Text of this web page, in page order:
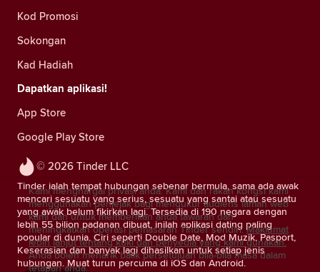
© 2026 Tinder LLC
Tinder ialah tempat hubungan sebenar bermula, sama ada awak
mencari sesuatu yang serius, sesuatu yang santai atau sesuatu
yang awak belum fikirkan lagi. Tersedia di 190 negara dengan
lebih 55 bilion padanan dibuat, inilah aplikasi dating paling
popular di dunia. Ciri seperti Double Date, Mod Muzik, Pasport,
Keserasian dan banyak lagi dihasilkan untuk setiap jenis
hubungan. Muat turun percuma di iOS dan Android.
Kod Promosi
Sokongan
Kad Hadiah
Dapatkan aplikasi!
App Store
Google Play Store
Kami menghargai privasi anda. Kami dan rakan kongsi kami
menggunakan penjejak bagi mengukur audiens laman web
kami dan untuk memberikan anda tawaran dan
meningkatkan operasi pemasaran Tinder sendiri. Maklumat
lebih lanjut tentang kuki dan penyedia yang kami gunakan.
Anda boleh menarik balik persetujuan bila-bila masa dalam
tetapan anda.